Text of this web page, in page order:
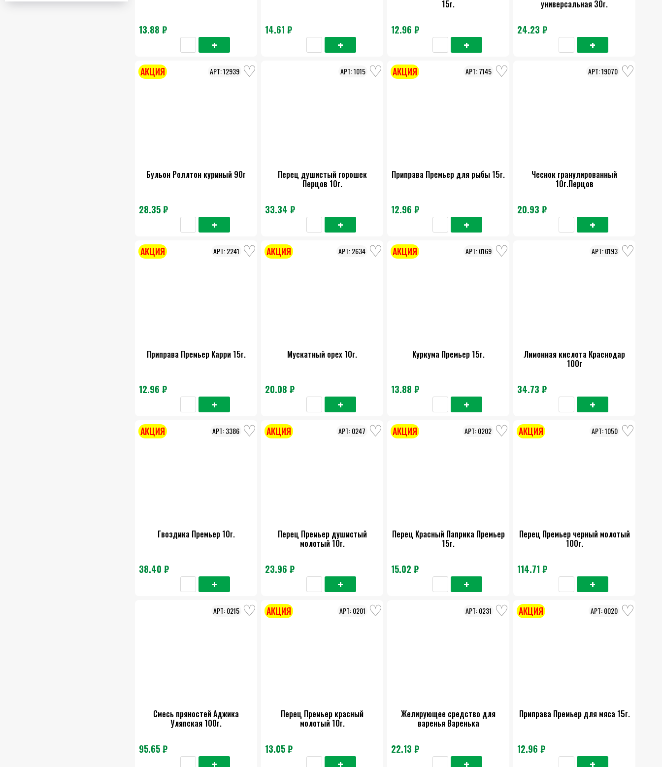
13.88 ₽ 14.61 ₽
15г.
12.96 ₽
универсальная 30г.
24.23 ₽
Бульон Роллтон куриный 90г
28.35 ₽
12939
АКЦИЯ
Перец душистый горошек
Перцов 10г.
33.34 ₽
1015
Приправа Премьер для рыбы 15г.
12.96 ₽
7145
АКЦИЯ
Чеснок гранулированный
10г.Перцов
20.93 ₽
19070
Приправа Премьер Карри 15г.
12.96 ₽
2241
АКЦИЯ
Мускатный орех 10г.
20.08 ₽
2634
АКЦИЯ
Куркума Премьер 15г.
13.88 ₽
0169
АКЦИЯ
Лимонная кислота Краснодар
100г
34.73 ₽
0193
Гвоздика Премьер 10г.
38.40 ₽
3386
АКЦИЯ
Перец Премьер душистый
молотый 10г.
23.96 ₽
0247
АКЦИЯ
Перец Красный Паприка Премьер
15г.
15.02 ₽
0202
АКЦИЯ
Перец Премьер черный молотый
100г.
114.71 ₽
1050
АКЦИЯ
Смесь пряностей Аджика
Уляпская 100г.
95.65 ₽
0215
Перец Премьер красный
молотый 10г.
13.05 ₽
0201
АКЦИЯ
Желирующее средство для
варенья Варенька
22.13 ₽
0231
Приправа Премьер для мяса 15г.
12.96 ₽
0020
АКЦИЯ